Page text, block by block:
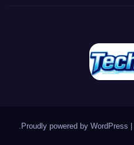
Proudly powered by WordPress
.